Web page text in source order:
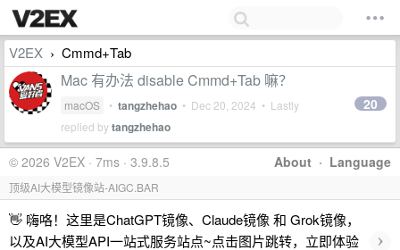
V2EX › Cmmd+Tab
Mac 有办法 disable Cmmd+Tab 嘛？
macOS • tangzhehao • Dec 20, 2024 • Lastly
replied bytangzhehao
20
About · Language
© 2026 V2EX · 7ms · 3.9.8.5
顶级AI大模型镜像站-AIGC.BAR
👋 嗨咯！这里是ChatGPT镜像、Claude镜像 和 Grok镜像，
以及AI大模型API一站式服务站点~点击图片跳转，立即体验
›